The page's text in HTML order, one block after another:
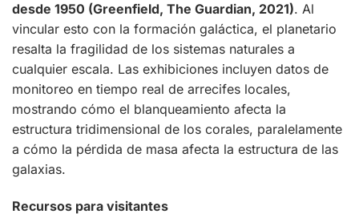
desde 1950 (Greenfield, The Guardian, 2021). Al
vincular esto con la formación galáctica, el planetario
resalta la fragilidad de los sistemas naturales a
cualquier escala. Las exhibiciones incluyen datos de
monitoreo en tiempo real de arrecifes locales,
mostrando cómo el blanqueamiento afecta la
estructura tridimensional de los corales, paralelamente
a cómo la pérdida de masa afecta la estructura de las
galaxias.
Recursos para visitantes